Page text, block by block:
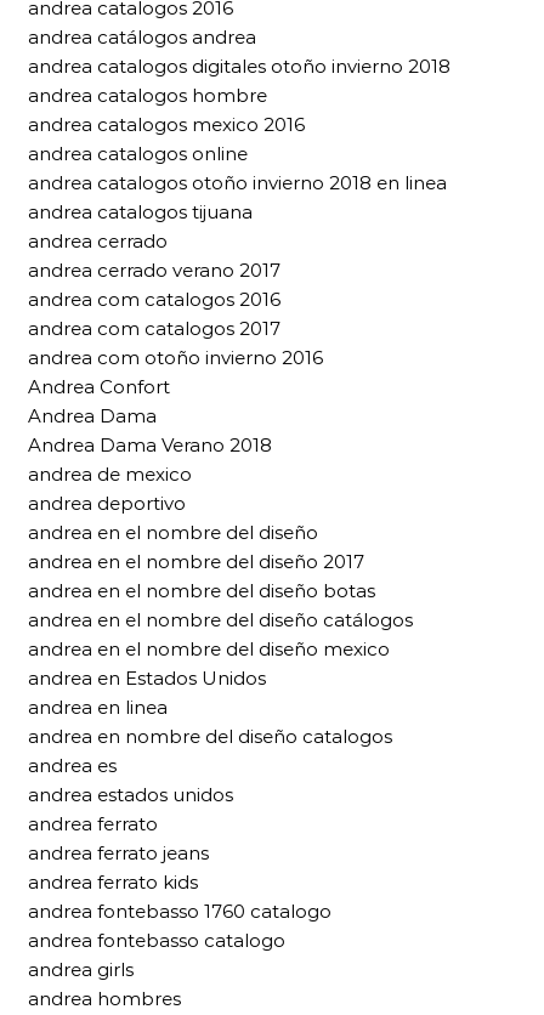
andrea catalogos 2016
andrea catálogos andrea
andrea catalogos digitales otoño invierno 2018
andrea catalogos hombre
andrea catalogos mexico 2016
andrea catalogos online
andrea catalogos otoño invierno 2018 en linea
andrea catalogos tijuana
andrea cerrado
andrea cerrado verano 2017
andrea com catalogos 2016
andrea com catalogos 2017
andrea com otoño invierno 2016
Andrea Confort
Andrea Dama
Andrea Dama Verano 2018
andrea de mexico
andrea deportivo
andrea en el nombre del diseño
andrea en el nombre del diseño 2017
andrea en el nombre del diseño botas
andrea en el nombre del diseño catálogos
andrea en el nombre del diseño mexico
andrea en Estados Unidos
andrea en linea
andrea en nombre del diseño catalogos
andrea es
andrea estados unidos
andrea ferrato
andrea ferrato jeans
andrea ferrato kids
andrea fontebasso 1760 catalogo
andrea fontebasso catalogo
andrea girls
andrea hombres